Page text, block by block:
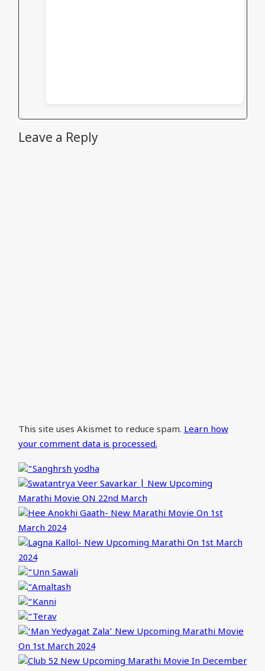
Leave a Reply
This site uses Akismet to reduce spam.Learn how
your comment data is processed.